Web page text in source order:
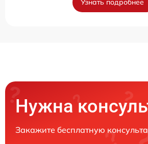
Узнать подробнее
Нужна
Закажите бесплатную